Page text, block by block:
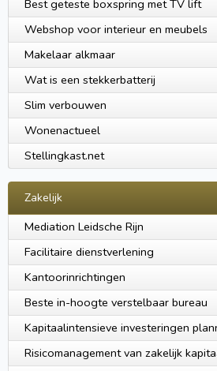
Best geteste boxspring met TV lift
Webshop voor interieur en meubels
Makelaar alkmaar
Wat is een stekkerbatterij
Slim verbouwen
Wonenactueel
Stellingkast.net
Zakelijk
Mediation Leidsche Rijn
Facilitaire dienstverlening
Kantoorinrichtingen
Beste in-hoogte verstelbaar bureau
Kapitaalintensieve investeringen
Risicomanagement van zakelijk